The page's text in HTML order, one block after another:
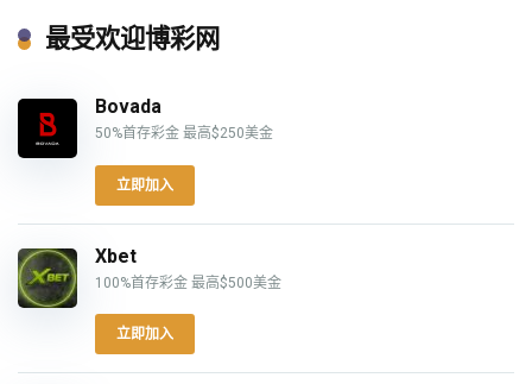
最受欢迎博彩网
Bovada
50%首存彩金 最高$250美金
立即加入
Xbet
100%首存彩金 最高$500美金
立即加入